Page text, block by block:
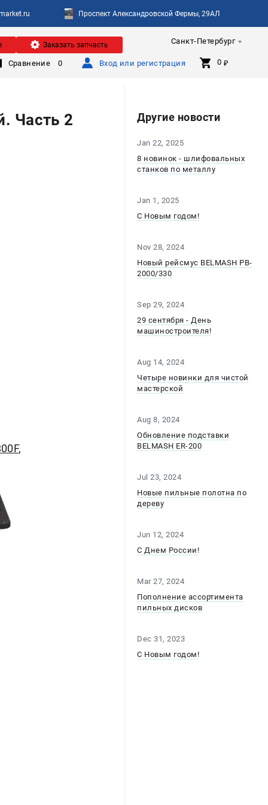
Проспект Александровской Фермы, 29АЛ
Санкт-Петербург
Заказать запчасть
Сравнение 0 Вход или регистрация 0 ₽
Часть 2
,
Другие новости
Jan 22, 2025
8 новинок - шлифовальных
станков по металлу
Jan 1, 2025
С Новым годом!
Nov 28, 2024
Новый рейсмус BELMASH PB-
2000/330
Sep 29, 2024
29 сентября - День
машиностроителя!
Aug 14, 2024
Четыре новинки для чистой
мастерской
Aug 8, 2024
Обновление подставки
BELMASH ER-200
Jul 23, 2024
Новые пильные полотна по
дереву
Jun 12, 2024
С Днем России!
Mar 27, 2024
Пополнение ассортимента
пильных дисков
Dec 31, 2023
С Новым годом!